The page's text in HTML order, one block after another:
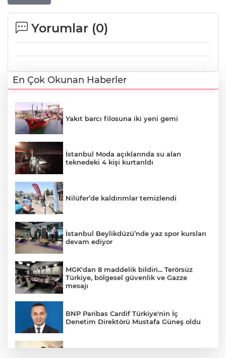
Yorumlar (0)
En Çok Okunan Haberler
Yakıt barcı filosuna iki yeni gemi
İstanbul Moda açıklarında su alan
teknedeki 4 kişi kurtarıldı
Nilüfer’de kaldırımlar temizlendi
İstanbul Beylikdüzü’nde yaz spor kursları
devam ediyor
MGK'dan 8 maddelik bildiri... Terörsüz
Türkiye, bölgesel güvenlik ve Gazze
mesajı
BNP Paribas Cardif Türkiye'nin İç
Denetim Direktörü Mustafa Güneş oldu